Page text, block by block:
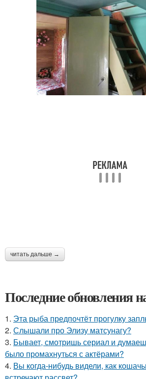
читать дальше →
Последние обновления
1. Эта рыба предпочтёт прогулку
2. Слышали про Элизу матсунагу?
3. Бывает, смотришь сериал и
было промахнуться с актёрами?
4. Вы когда-нибудь видели, как